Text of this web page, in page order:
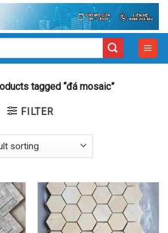
tagged “đá mosaic”
FILTER